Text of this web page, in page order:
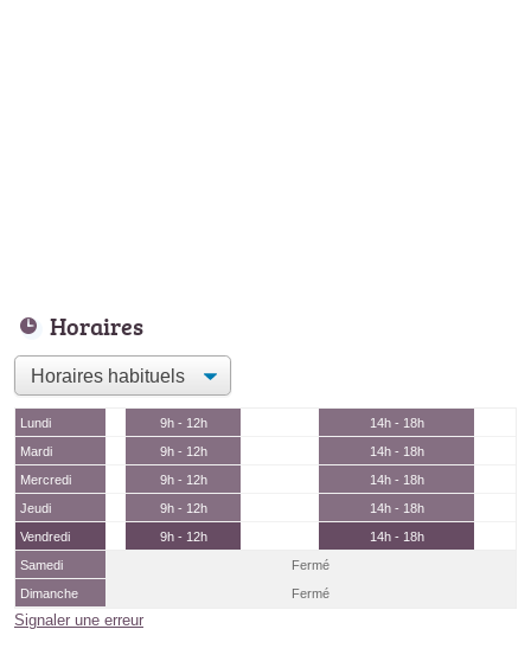
Horaires
Lundi 9h - 12h
14h - 18h
Mardi
9h - 12h
14h - 18h
Mercredi
9h - 12h
14h - 18h
Jeudi
9h - 12h
14h - 18h
Vendredi
9h - 12h
14h - 18h
Samedi
Fermé
Dimanche
Fermé
Signaler une erreur